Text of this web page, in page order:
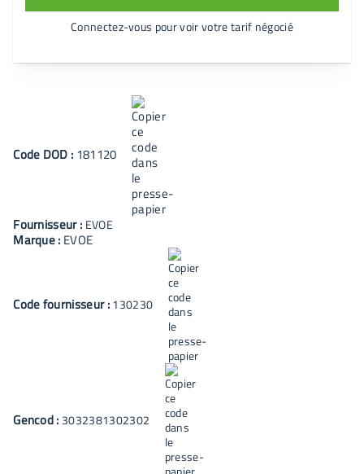
Connectez-vous pour voir votre tarif négocié
Code DOD : 181120
Fournisseur : EVOE
Marque : EVOE
Code fournisseur :130230
Gencod : 3032381302302